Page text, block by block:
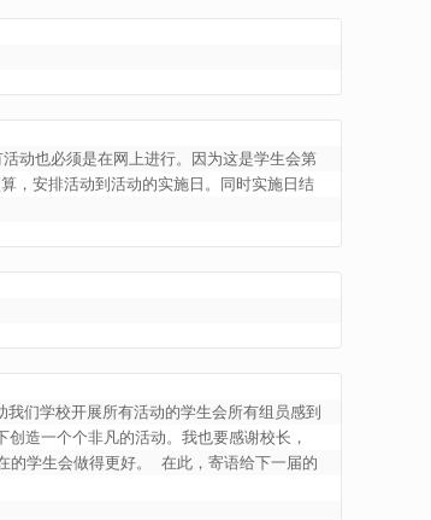
也必须是在网上进行。因为这是学生会第
，安排活动到活动的实施日。同时实施日结
们学校开展所有活动的学生会所有组员感到
造一个个非凡的活动。我也要感谢校长，
的学生会做得更好。 在此，寄语给下一届的